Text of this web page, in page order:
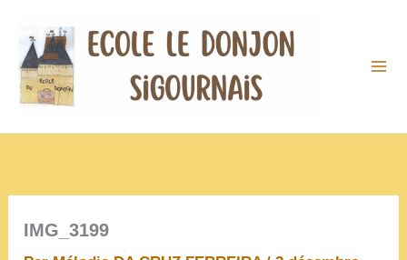
contenu
IMG_3199